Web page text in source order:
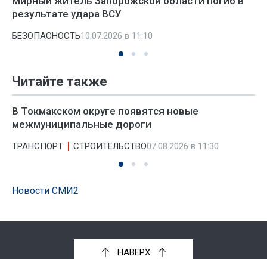
результате удара ВСУ
БЕЗОПАСНОСТЬ10.07.2026 в 11:10
Читайте также
В Токмакском округе появятся новые
межмуниципальные дороги
ТРАНСПОРТ СТРОИТЕЛЬСТВО07.08.2026 в 11:30
Новости СМИ2
НАВЕРХ